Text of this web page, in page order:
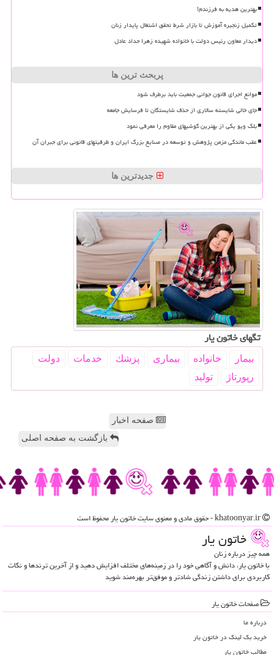
بهترین هدیه به فرزندم!
تکمیل زنجیره آموزش تا بازار شرط تحقق اشتغال پایدار زنان
دیدار معاون رئیس دولت با خانواده شهیده زهرا حداد عادل
پربحث ترین ها
موانع اجرای قانون جوانی جمعیت باید برطرف شود
جای خالی شایسته سالاری از حذف شایستگان تا فرسایش جامعه
بلک ویو یکی از بهترین گوشیهای مقاوم را معرفی نمود
عقب ماندگی مزمن پژوهش و توسعه در صنایع بزرگ ایران و ظرفیتهای قانونی برای جبران آن
جدیدترین ها
تگهای خاتون یار
بیمار خانواده بیماری پزشك خدمات
دولت
رپورتاژ
تولید
صفحه اخبار
بازگشت به صفحه اصلی
خاتون یار
همه چیز درباره زنان
با خاتون یار، دانش و آگاهی خود را در زمینه‌های مختلف افزایش دهید و از آخرین ترندها و نکات
کاربردی برای داشتن زندگی شادتر و موفق‌تر بهره‌مند شوید
صفحات خاتون یار
درباره ما
خرید بک لینک در خاتون یار
مطالب خاتون یار